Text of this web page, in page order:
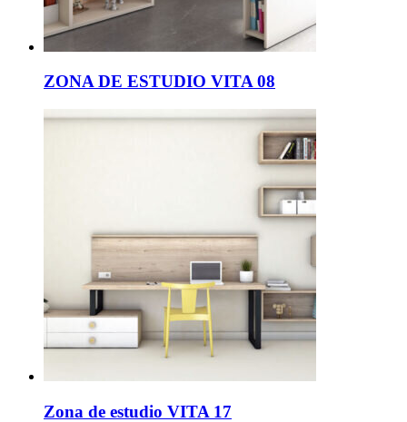
ZONA DE ESTUDIO VITA 08
Zona de estudio VITA 17